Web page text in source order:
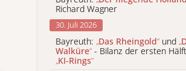
Richard Wagner
30. Juli 2026
Bayreuth: „Das Rheingold“ und „
Walküre“ - Bilanz der ersten
„KI-Rings“